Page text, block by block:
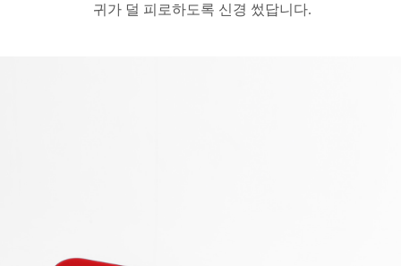
귀가 덜 피로하도록 신경 썼답니다.